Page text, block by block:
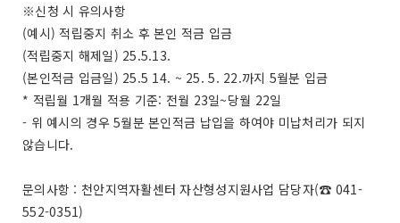
※신청 시 유의사항
(예시) 적립중지 취소 후 본인 적금 입금
(적립중지 해제일) 25.5.13.
(본인적금 입금일) 25.5 14. ~ 25. 5. 22.까지 5월분 입금
* 적립월 1개월 적용 기준: 전월 23일~당월 22일
- 위 예시의 경우 5월분 본인적금 납입을 하여야 미납처리가 되지
않습니다.
문의사항 : 천안지역자활센터 자산형성지원사업 담당자(☎ 041-
552-0351)